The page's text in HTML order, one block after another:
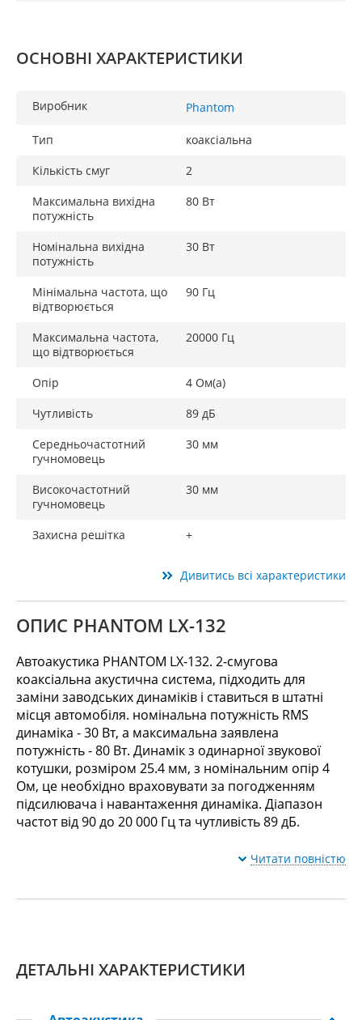
ОСНОВНІ ХАРАКТЕРИСТИКИ
Виробник Phantom
Тип
коаксіальна
Кількість смуг
2
Максимальна вихідна
потужність
80 Вт
Номінальна вихідна
потужність
30 Вт
Мінімальна частота, що
відтворюється
90 Гц
Максимальна частота,
що відтворюється
20000 Гц
Опір
4 Ом(a)
Чутливість
89 дБ
Середньочастотний
гучномовець
30 мм
Високочастотний
гучномовець
30 мм
Захисна решітка +
Дивитись всі характеристики
ОПИС PHANTOM LX-132
Автоакустика PHANTOM LX-132. 2-смугова
коаксіальна акустична система, підходить для
заміни заводських динаміків і ставиться в штатні
місця автомобіля. номінальна потужність RMS
динаміка - 30 Вт, а максимальна заявлена ​​
потужність - 80 Вт. Динамік з одинарної звукової
котушки, розміром 25.4 мм, з номінальним опір 4
Ом, це необхідно враховувати за погодженням
підсилювача і навантаження динаміка. Діапазон
частот від 90 до 20 000 Гц та чутливість 89 дБ.
Читати повністю
ДЕТАЛЬНІ ХАРАКТЕРИСТИКИ